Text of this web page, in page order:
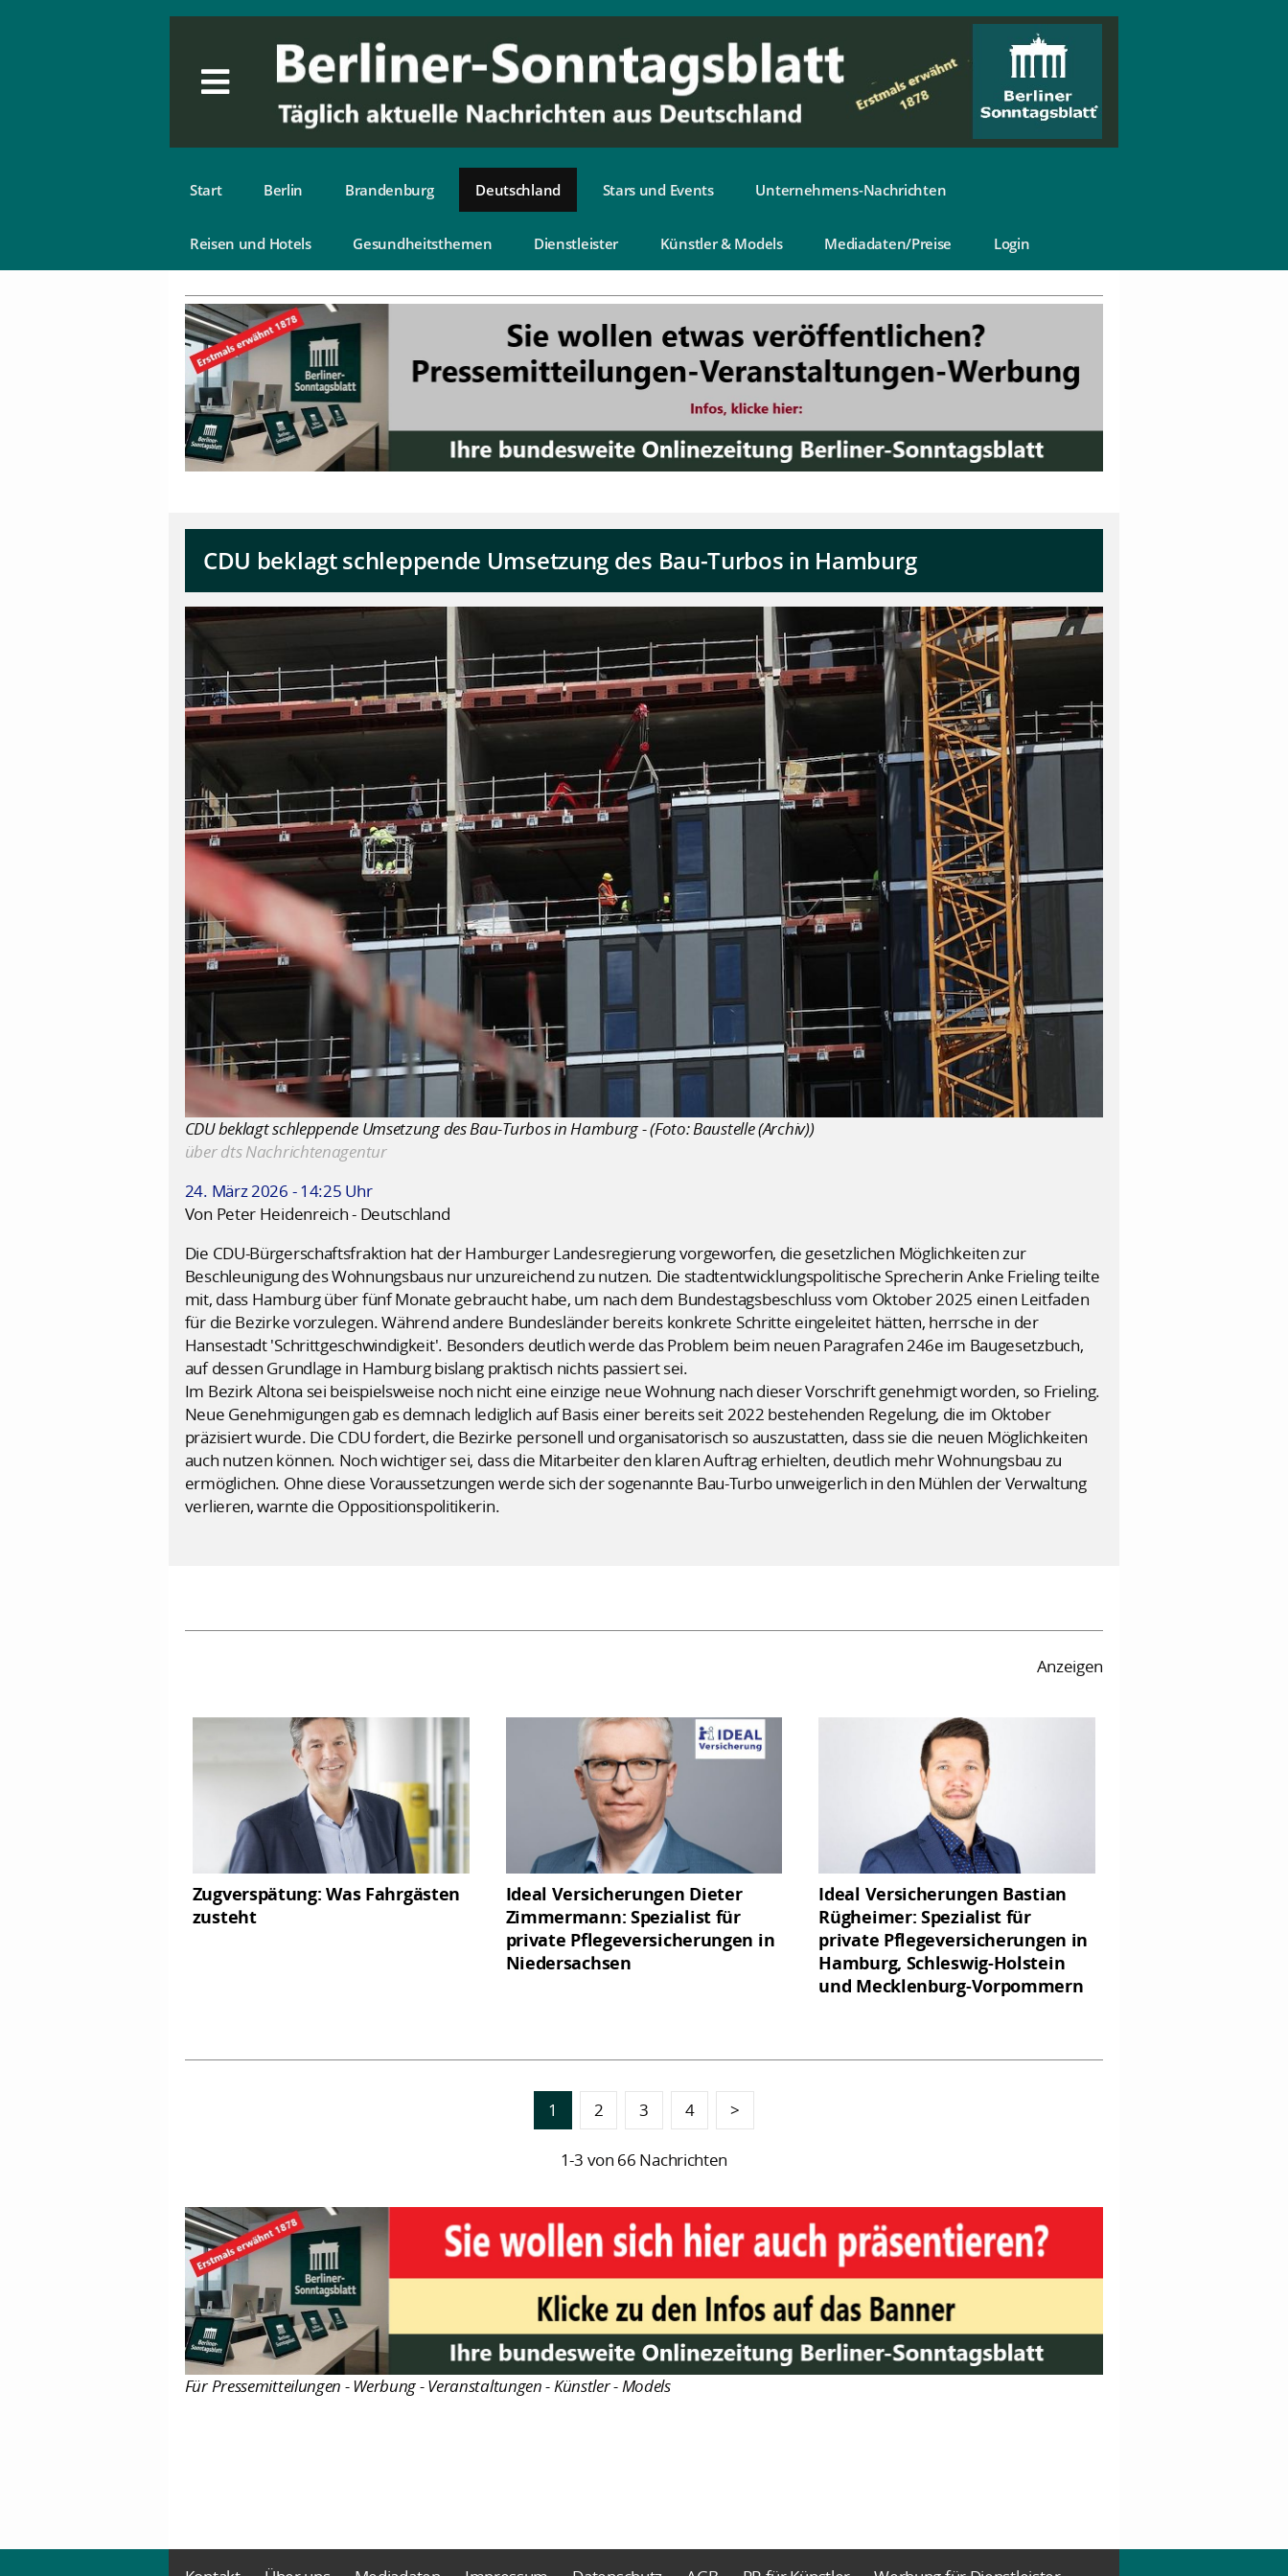
Start Berlin Brandenburg Deutschland Stars und Events Unternehmens-Nachrichten
Reisen und Hotels Gesundheitsthemen Dienstleister Künstler & Models Mediadaten/Preise Login
CDU beklagt schleppende Umsetzung des Bau-Turbos in Hamburg
CDU beklagt schleppende Umsetzung des Bau-Turbos in Hamburg - (Foto: Baustelle (Archiv))
über dts Nachrichtenagentur
24. März 2026 - 14:25 Uhr
Von Peter Heidenreich - Deutschland
Die CDU-Bürgerschaftsfraktion hat der Hamburger Landesregierung vorgeworfen, die gesetzlichen Möglichkeiten zur
Beschleunigung des Wohnungsbaus nur unzureichend zu nutzen. Die stadtentwicklungspolitische Sprecherin Anke Frieling teilte
mit, dass Hamburg über fünf Monate gebraucht habe, um nach dem Bundestagsbeschluss vom Oktober 2025 einen Leitfaden
für die Bezirke vorzulegen. Während andere Bundesländer bereits konkrete Schritte eingeleitet hätten, herrsche in der
Hansestadt 'Schrittgeschwindigkeit'. Besonders deutlich werde das Problem beim neuen Paragrafen 246e im Baugesetzbuch,
auf dessen Grundlage in Hamburg bislang praktisch nichts passiert sei.
Im Bezirk Altona sei beispielsweise noch nicht eine einzige neue Wohnung nach dieser Vorschrift genehmigt worden, so Frieling.
Neue Genehmigungen gab es demnach lediglich auf Basis einer bereits seit 2022 bestehenden Regelung, die im Oktober
präzisiert wurde. Die CDU fordert, die Bezirke personell und organisatorisch so auszustatten, dass sie die neuen Möglichkeiten
auch nutzen können. Noch wichtiger sei, dass die Mitarbeiter den klaren Auftrag erhielten, deutlich mehr Wohnungsbau zu
ermöglichen. Ohne diese Voraussetzungen werde sich der sogenannte Bau-Turbo unweigerlich in den Mühlen der Verwaltung
verlieren, warnte die Oppositionspolitikerin.
Anzeigen
Zugverspätung: Was Fahrgästen
zusteht
Ideal Versicherungen Dieter
Zimmermann: Spezialist für
private Pflegeversicherungen in
Niedersachsen
Ideal Versicherungen Bastian
Rügheimer: Spezialist für
private Pflegeversicherungen in
Hamburg, Schleswig-Holstein
und Mecklenburg-Vorpommern
1 2 3 4 >
1-3 von 66 Nachrichten
Für Pressemitteilungen - Werbung - Veranstaltungen - Künstler - Models